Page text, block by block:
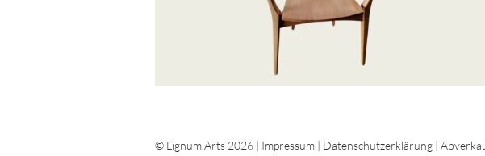
© Lignum Arts 2026 | Impressum | Datenschutzerklärung |